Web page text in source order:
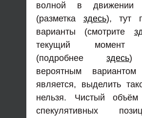
волной в
(разметка здесь), тут
варианты (смотрите
текущий момент
(подробнее здесь)
вероятным
является, выделить
нельзя. Чистый
спекулятивных